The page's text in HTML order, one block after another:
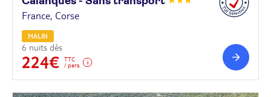
France, Corse
MALIN
6 nuits dès
224€
TTC
/ pers.